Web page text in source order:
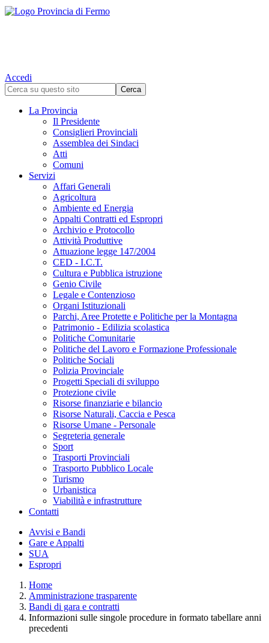
Accedi
La Provincia
Il Presidente
Consiglieri Provinciali
Assemblea dei Sindaci
Atti
Comuni
Servizi
Affari Generali
Agricoltura
Ambiente ed Energia
Appalti Contratti ed Espropri
Archivio e Protocollo
Attività Produttive
Attuazione legge 147/2004
CED - I.C.T.
Cultura e Pubblica istruzione
Genio Civile
Legale e Contenzioso
Organi Istituzionali
Parchi, Aree Protette e Politiche per la Montagna
Patrimonio - Edilizia scolastica
Politiche Comunitarie
Politiche del Lavoro e Formazione Professionale
Politiche Sociali
Polizia Provinciale
Progetti Speciali di sviluppo
Protezione civile
Risorse finanziarie e bilancio
Risorse Naturali, Caccia e Pesca
Risorse Umane - Personale
Segreteria generale
Sport
Trasporti Provinciali
Trasporto Pubblico Locale
Turismo
Urbanistica
Viabilità e infrastrutture
Contatti
Avvisi e Bandi
Gare e Appalti
SUA
Espropri
Home
Amministrazione trasparente
Bandi di gara e contratti
Informazioni sulle singole procedure in formato tabellare anni
precedenti